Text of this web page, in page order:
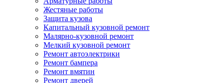
Жестяные работы
Защита кузова
Капитальный кузовной ремонт
Малярно-кузовной ремонт
Мелкий кузовной ремонт
Ремонт автоэлектрики
Ремонт бампера
Ремонт вмятин
Ремонт дверей